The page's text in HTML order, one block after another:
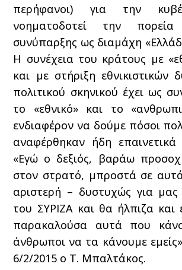
περήφανοι) για την
νοηματοδοτεί την πορεία
συνύπαρξης ως διαμάχη
Η συνέχεια του κράτους με
και με στήριξη εθνικιστικών
πολιτικού σκηνικού έχει ως
το «εθνικό» και το
ενδιαφέρον να δούμε πόσοι
αναφέρθηκαν ήδη επαινετικά
«Εγώ ο δεξιός, βαράω
στον στρατό, μπροστά σε
αριστερή – δυστυχώς για
του ΣΥΡΙΖΑ και θα ήλπιζα και
παρακαλούσα αυτά που
άνθρωποι να τα κάνουμε
6/2/2015 ο Τ. Μπαλτάκος.